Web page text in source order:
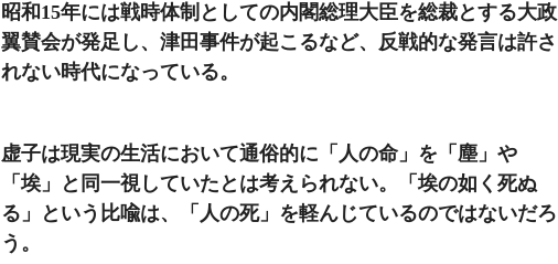
昭和15年には戦時体制としての内閣総理大臣を総裁とする大政
翼賛会が発足し、津田事件が起こるなど、 反戦的な発言は許さ
れない時代になっている。
虚子は現実の生活において通俗的に「人の命」を「塵」や
「埃」と同一視していたとは考えられない。
「埃の如く死ぬ
る」という比喩は、「人の死」を軽んじているのではないだろ
う。